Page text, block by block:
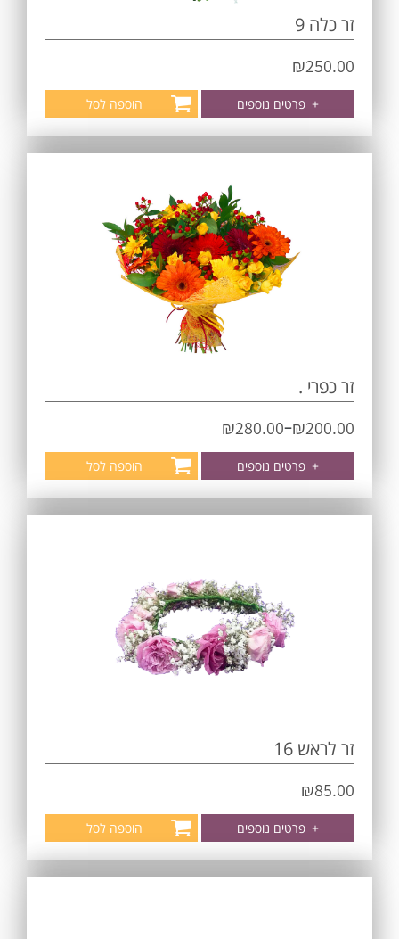
זר כלה 9
₪250.00
+ פרטים נוספים הוספה לסל
זר כפרי .
₪200.00
–
₪280.00
+ פרטים נוספים הוספה לסל
זר לראש 16
₪85.00
+ פרטים נוספים הוספה לסל